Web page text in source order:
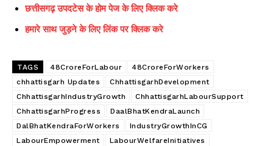
छत्तीसगढ़ उपदटेस के होम पेज के लिए क्लिक करे
हमारे साथ जुड़ने के लिए लिंक पर क्लिक करे
TAGS 48CroreForLabour
48CroreForWorkers
chhattisgarh Updates
ChhattisgarhDevelopment
ChhattisgarhIndustryGrowth
ChhattisgarhLabourSupport
ChhattisgarhProgress
DaalBhatKendraLaunch
DalBhatKendraForWorkers
IndustryGrowthInCG
LabourEmpowerment
LabourWelfareInitiatives